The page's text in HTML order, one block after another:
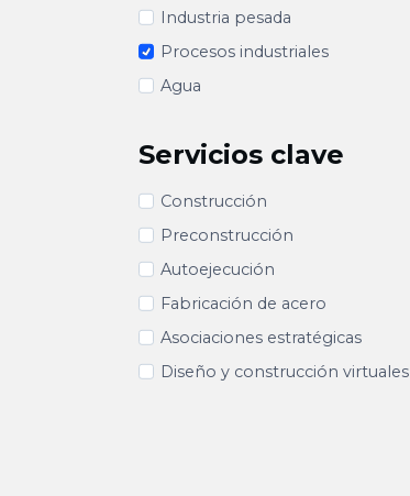
Industria pesada
Procesos industriales
Agua
Servicios clave
Construcción
Preconstrucción
Autoejecución
Fabricación de acero
Asociaciones estratégicas
Diseño y construcción virtuales